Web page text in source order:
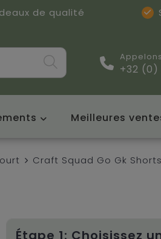
de qualité
+32 (0)
Meilleures
Craft Squad Go Gk
Étape 1: Choisissez